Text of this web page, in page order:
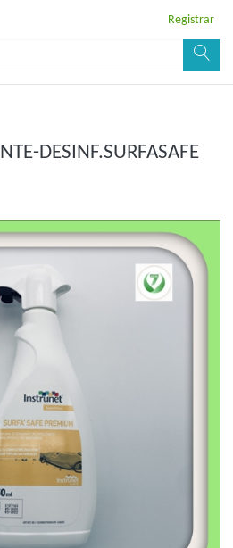
Registrar
DESINF.SURFASAFE